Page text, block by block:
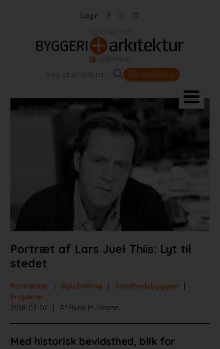
Login
Bliv kontaktet
Landskab og byrum
Partnere
Portræt af Lars Juel Thiis: Lyt til
stedet
Portrætter Byudvikling
Sundhedsbyggeri
Projekter
2018-03-07
Af Rune H Jensen
Med historisk bevidsthed, blik for